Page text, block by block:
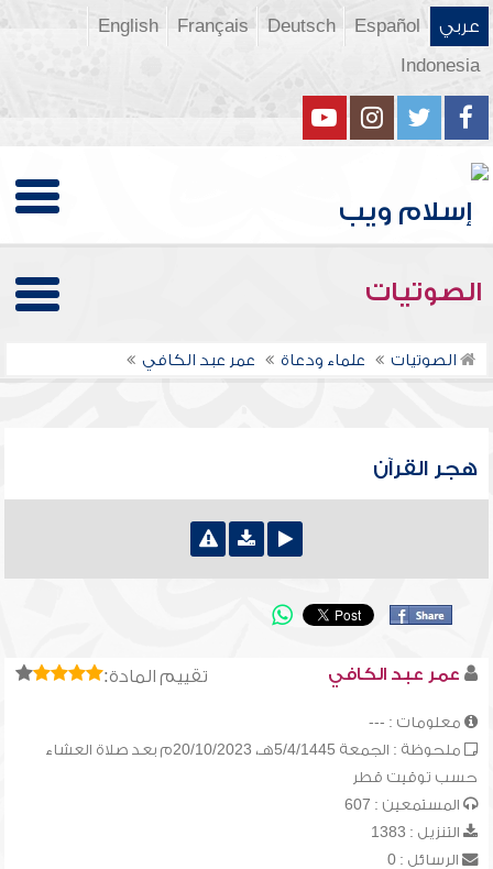
عربي Español
Deutsch
Français
English
Indonesia
الصوتيات
الصوتيات علماء ودعاة عمر عبد الكافي
هجر القرآن
تقييم المادة: عمر عبد الكافي
معلومات : ---
ملحوظة : الجمعة 5/4/1445هـ، 20/10/2023م بعد صلاة العشاء
حسب توقيت قطر
المستمعين : 607
التنزيل : 1383
الرسائل : 0